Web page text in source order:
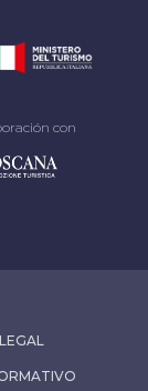
con